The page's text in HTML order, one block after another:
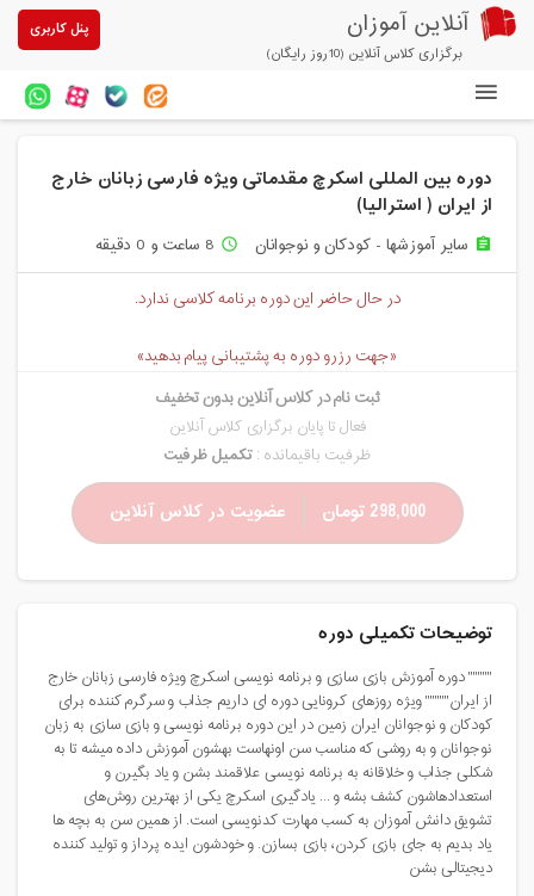
آنلاین آموزان
برگزاری کلاس آنلاین (10روز رایگان)
پنل کاربری
آزمون های آنلاین
مقالات آنلاین آموزان
خرید سرویس کلاس آنلاین
تخفیفهای مشارکتی
درباره ما
دوره بین المللی اسکرچ مقدماتی ویژه فارسی زبانان خارج
از ایران ( استرالیا)
assignment سایر آموزشها - کودکان و نوجوانان access_time 8 ساعت و 0 دقیقه
در حال حاضر این دوره برنامه کلاسی ندارد.
«جهت رزرو دوره به پشتیبانی پیام بدهید»
ثبت نام در کلاس آنلاین بدون تخفیف
فعال تا پایان برگزاری کلاس آنلاین
ظرفیت باقیمانده :تکمیل ظرفیت
298,000 تومان عضویت در کلاس آنلاین
توضیحات تکمیلی دوره
""""" دوره آموزش بازی سازی و برنامه نویسی اسکرچ ویژه فارسی زبانان خارج
از ایران""""" ویژه روزهای کرونایی دوره ای داریم جذاب و سرگرم کننده برای
کودکان و نوجوانان ایران زمین در این دوره برنامه نویسی و بازی سازی به زبان
نوجوانان و به روشی که مناسب سن اونهاست بهشون آموزش داده میشه تا به
شکلی جذاب و خلاقانه به برنامه نویسی علاقمند بشن و یاد بگیرن و
استعدادهاشون کشف بشه و ... یادگیری اسکرچ یکی از بهترین روش‌های
تشویق دانش آموزان به کسب مهارت کدنویسی است. از همین سن به بچه ها
یاد بدیم به جای بازی کردن، بازی بسازن. و خودشون ایده پرداز و تولید کننده
دیجیتالی بشن